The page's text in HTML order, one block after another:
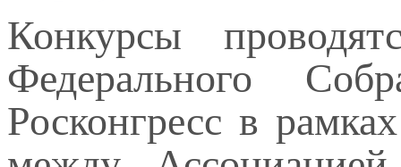
Конкурсы
Федерального
Росконгресс в